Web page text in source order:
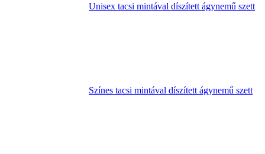
Unisex tacsi mintával díszített ágynemű szett
Színes tacsi mintával díszített ágynemű szett